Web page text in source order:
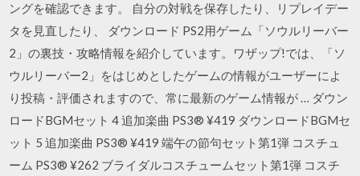
ングを確認できます。 自分の対戦を保存したり、リプレイデー
タを見直したり、 ダウンロード PS2用ゲーム「ソウルリーバー
2」の裏技・攻略情報を紹介しています。ワザップ!では、「ソ
ウルリーバー2」をはじめとしたゲームの情報がユーザーによ
り投稿・評価されますので、常に最新のゲーム情報が … ダウン
ロードBGMセット 4 追加楽曲 PS3® ¥419 ダウンロードBGMセ
ット 5 追加楽曲 PS3® ¥419 端午の節句セット第1弾 コスチュ
ーム PS3® ¥262 ブライダルコスチュームセット第1弾 コスチ